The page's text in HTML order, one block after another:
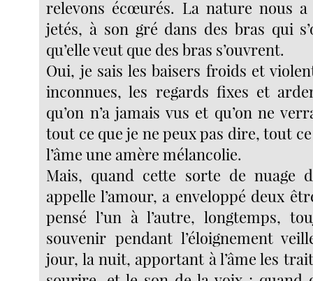
relevons écœurés. La nature nous a
jetés, à son gré dans des bras qui
qu’elle veut que des bras s’ouvrent.
Oui, je sais les baisers froids et
inconnues, les regards fixes et
qu’on n’a jamais vus et qu’on ne
tout ce que je ne peux pas dire, tout
l’âme une amère mélancolie.
Mais, quand cette sorte de nuage
appelle l’amour, a enveloppé deux
pensé l’un à l’autre, longtemps,
souvenir pendant l’éloignement
jour, la nuit, apportant à l’âme les